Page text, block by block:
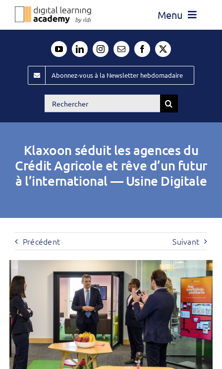
Passer
Menu
Évènements ILDI
Offres d’emploi
Publiez
Contact
Abonnez-vous à la Newsletter hebdomadaire
Rechercher:
Klaxoon séduit les agences du
Crédit Agricole et rêve d’un futur
à l’international — Usine Digitale
Précédent Suivant